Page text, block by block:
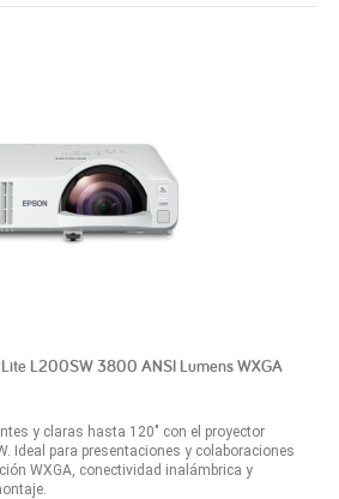
L200SW 3800 ANSI Lumens WXGA
y claras hasta 120" con el proyector
Ideal para presentaciones y colaboraciones
WXGA, conectividad inalámbrica y